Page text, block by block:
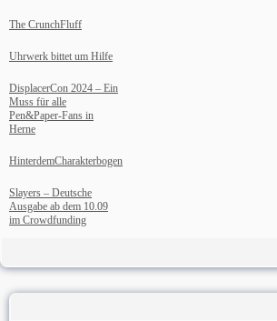
The CrunchFluff
Uhrwerk bittet um Hilfe
DisplacerCon 2024 – Ein
Muss für alle
Pen&Paper-Fans in
Herne
HinterdemCharakterbogen
Slayers – Deutsche
Ausgabe ab dem 10.09
im Crowdfunding